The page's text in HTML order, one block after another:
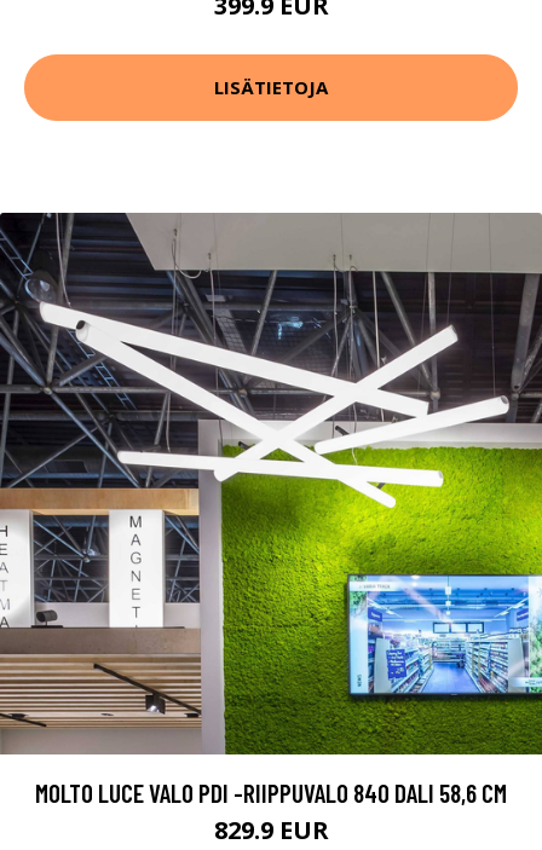
LISÄTIETOJA
MOLTO LUCE VALO PDI -RIIPPUVALO 840 DALI 58,6 CM
829.9 EUR